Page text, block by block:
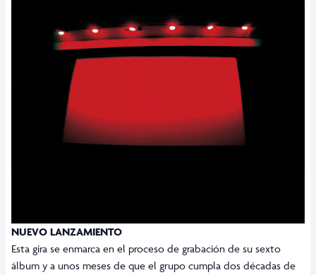
NUEVO LANZAMIENTO
Esta gira se enmarca en el proceso de grabación de su sexto
álbum y a unos meses de que el grupo cumpla dos décadas de